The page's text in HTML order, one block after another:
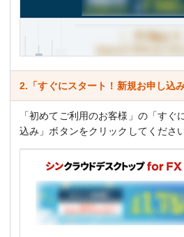
2.「すぐにスタート！新規お申し込
「初めてご利用のお客様」の「すぐ
込み」ボタンをクリックしてください